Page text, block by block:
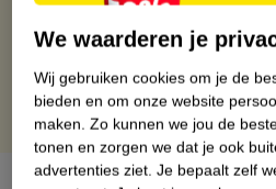
Gratis punten met je Kruidvat
We waarderen je
Wij gebruiken cookies om je de
bieden en om onze website
maken. Zo kunnen we jou de
tonen en zorgen we dat je ook
advertenties ziet. Je bepaalt zelf